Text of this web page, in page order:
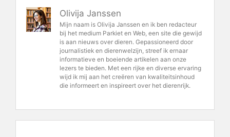
Olivija Janssen
Mijn naam is Olivija Janssen en ik ben redacteur
bij het medium Parkiet en Web, een site die gewijd
is aan nieuws over dieren. Gepassioneerd door
journalistiek en dierenwelzijn, streef ik ernaar
informatieve en boeiende artikelen aan onze
lezers te bieden. Met een rijke en diverse ervaring
wijd ik mij aan het creëren van kwaliteitsinhoud
die informeert en inspireert over het dierenrijk.